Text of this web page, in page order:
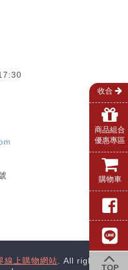
線上購物網站. All rights
收合
商品組合
優惠專區
購物車
TOP